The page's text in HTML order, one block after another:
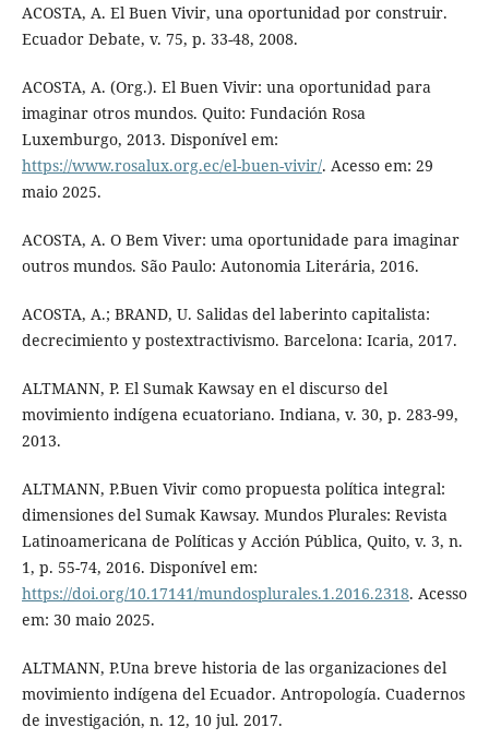
ACOSTA, A. El Buen Vivir, una oportunidad por construir.
Ecuador Debate, v. 75, p. 33-48, 2008.
ACOSTA, A. (Org.). El Buen Vivir: una oportunidad para
imaginar otros mundos. Quito: Fundación Rosa
Luxemburgo, 2013. Disponível em:
https://www.rosalux.org.ec/el-buen-vivir/. Acesso em: 29
maio 2025.
ACOSTA, A. O Bem Viver: uma oportunidade para imaginar
outros mundos. São Paulo: Autonomia Literária, 2016.
ACOSTA, A.; BRAND, U. Salidas del laberinto capitalista:
decrecimiento y postextractivismo. Barcelona: Icaria, 2017.
ALTMANN, P. El Sumak Kawsay en el discurso del
movimiento indígena ecuatoriano. Indiana, v. 30, p. 283-99,
2013.
ALTMANN, P.Buen Vivir como propuesta política integral:
dimensiones del Sumak Kawsay. Mundos Plurales: Revista
Latinoamericana de Políticas y Acción Pública, Quito, v. 3, n.
1, p. 55-74, 2016. Disponível em:
https://doi.org/10.17141/mundosplurales.1.2016.2318. Acesso
em: 30 maio 2025.
ALTMANN, P.Una breve historia de las organizaciones del
movimiento indígena del Ecuador. Antropología. Cuadernos
de investigación, n. 12, 10 jul. 2017.